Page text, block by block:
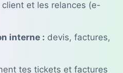
et les relances (e-
interne : devis, factures,
tes tickets et factures